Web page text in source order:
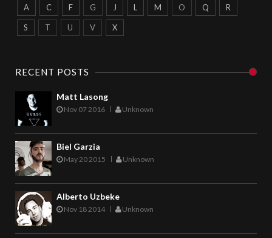
A C F G J L M O Q R
S T U V X
RECENT POSTS
Matt Lasong
Nov 07 2016 Unknown
Biel Garzia
May 20 2015 Unknown
Alberto Uzbeke
Nov 18 2014 Unknown